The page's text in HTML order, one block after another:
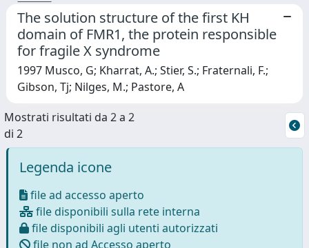
The solution structure of the first KH
domain of FMR1, the protein responsible
for fragile X syndrome
1997 Musco, G; Kharrat, A.; Stier, S.; Fraternali, F.;
Gibson, Tj; Nilges, M.; Pastore, A
Mostrati risultati da 2 a 2
di 2
Legenda icone
file ad accesso aperto
file disponibili sulla rete interna
file disponibili agli utenti autorizzati
file non ad Accesso aperto